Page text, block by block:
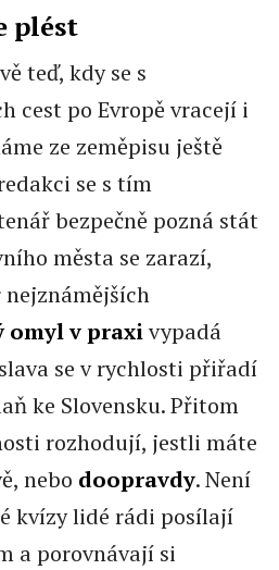
plést
teď, kdy se s
cest po Evropě vracejí i
ze zeměpisu ještě
se s tím
bezpečně pozná stát
města se zarazí,
omyl v praxivypadá
se v rychlosti přiřadí
ke Slovensku. Přitom
rozhodují, jestli máte
nebo doopravdy. Není
kvízy lidé rádi posílají
a porovnávají si